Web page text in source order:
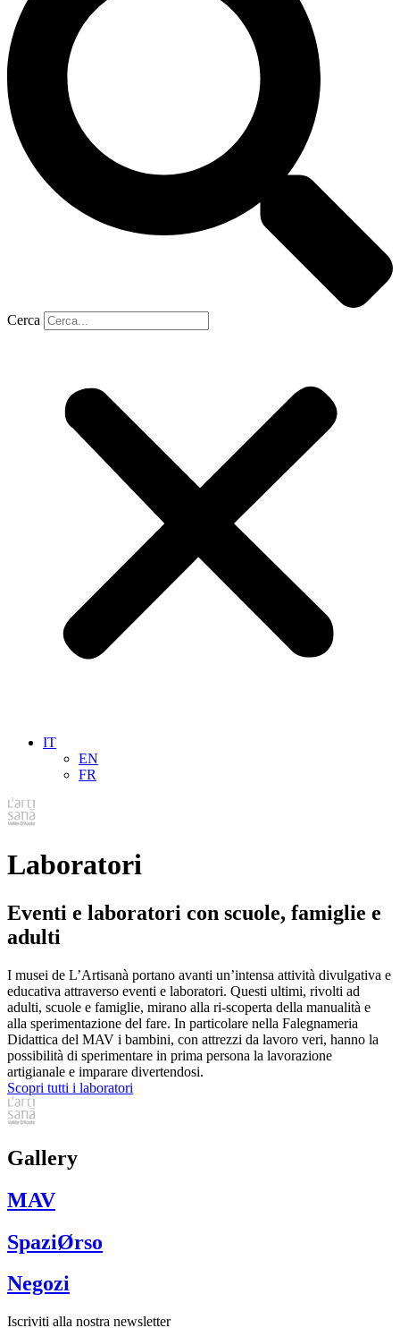
Cerca
IT
EN
FR
Laboratori
Eventi e laboratori con scuole, famiglie e
adulti
I musei de L’Artisanà portano avanti un’intensa attività divulgativa e
educativa attraverso eventi e laboratori. Questi ultimi, rivolti ad
adulti, scuole e famiglie, mirano alla ri-scoperta della manualità e
alla sperimentazione del fare. In particolare nella Falegnameria
Didattica del MAV i bambini, con attrezzi da lavoro veri, hanno la
possibilità di sperimentare in prima persona la lavorazione
artigianale e imparare divertendosi.
Scopri tutti i laboratori
Gallery
MAV
SpaziØrso
Negozi
Iscriviti alla nostra newsletter